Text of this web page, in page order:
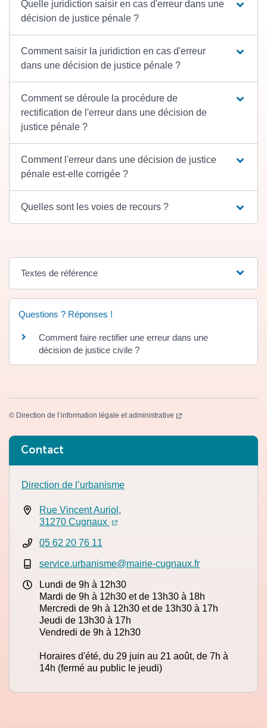
Quelle juridiction saisir en cas d'erreur dans une
décision de justice pénale ?
Comment saisir la juridiction en cas d'erreur
dans une décision de justice pénale ?
Comment se déroule la procédure de
rectification de l'erreur dans une décision de
justice pénale ?
Comment l'erreur dans une décision de justice
pénale est-elle corrigée ?
Quelles sont les voies de recours ?
Textes de référence
Questions ? Réponses !
Comment faire rectifier une erreur dans une
décision de justice civile ?
© Direction de l’information légale et administrative (ouverture dans un
Informations complémentaires
Contact
Direction de l’urbanisme
Rue Vincent Auriol,
31270 Cugnaux (ouverture dans un nouvel onglet)
(ouverture dans un nouvel onglet)
05 62 20 76 11
service.urbanisme@mairie-cugnaux.fr
Lundi de 9h à 12h30
Mardi de 9h à 12h30 et de 13h30 à 18h
Mercredi de 9h à 12h30 et de 13h30 à 17h
Jeudi de 13h30 à 17h
Vendredi de 9h à 12h30
Horaires d'été, du 29 juin au 21 août, de 7h à
14h (fermé au public le jeudi)